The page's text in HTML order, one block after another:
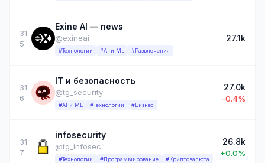
31
5
Exine AI — news
@exineai
#Технологии #AI и ML #Развлечения
27.1k
31
6
IT и безопасность
@tg_security
#AI и ML #Технологии #Бизнес
27.0k
-0.4%
31
7
infosecurity
@tg_infosec
#Технологии #Программирование #Криптовалюта
26.8k
+0.0%